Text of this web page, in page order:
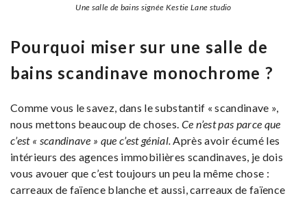
Une salle de bains signée Kestie Lane studio
Pourquoi miser sur une salle de
bains scandinave monochrome ?
Comme vous le savez, dans le substantif « scandinave »,
nous mettons beaucoup de choses. Ce n’est pas parce que
c’est « scandinave » que c’est génial.Après avoir écumé les
intérieurs des agences immobilières scandinaves, je dois
vous avouer que c’est toujours un peu la même chose :
carreaux de faïence blanche et aussi, carreaux de faïence